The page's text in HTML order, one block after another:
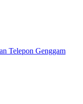
Telepon Genggam